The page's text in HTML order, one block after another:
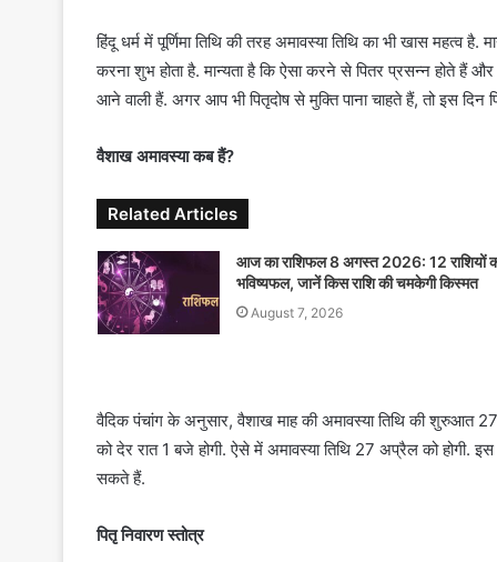
हिंदू धर्म में पूर्णिमा तिथि की तरह अमावस्या तिथि का भी खास महत्व
करना शुभ होता है. मान्यता है कि ऐसा करने से पितर प्रसन्न होते हैं
आने वाली हैं. अगर आप भी पितृदोष से मुक्ति पाना चाहते हैं, तो इस
वैशाख अमावस्या कब हैं?
Related Articles
आज का राशिफल 8 अगस्त 2026: 12 राशियों
भविष्यफल, जानें किस राशि की चमकेगी किस्मत
August 7, 2026
वैदिक पंचांग के अनुसार, वैशाख माह की अमावस्या तिथि की शुरुआत
को देर रात 1 बजे होगी. ऐसे में अमावस्या तिथि 27 अप्रैल को होगी.
सकते हैं.
पितृ निवारण स्तोत्र